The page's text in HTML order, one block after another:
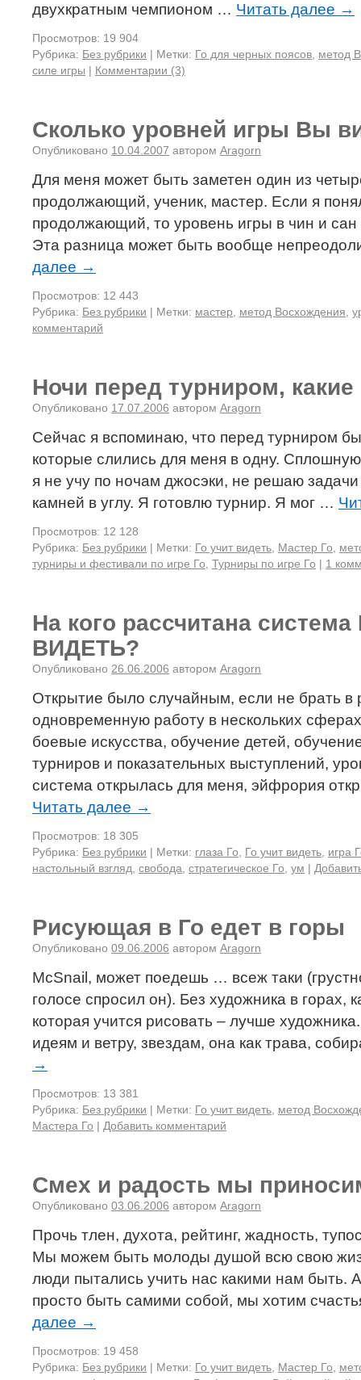
двухкратным чемпионом … Читать далее →
Просмотров: 19 904
Рубрика: Без рубрики | Метки: Го для черных поясов метод
силе игры | Комментарии (3)
Сколько уровней игры Вы
Опубликовано 10.04.2007 автором Aragorn
Для меня может быть заметен один из
продолжающий, ученик, мастер. Если я
продолжающий, то уровень игры в чин и
Эта разница может быть вообще
далее →
Просмотров: 12 443
Рубрика: Без рубрики | Метки: мастер метод Восхождения
комментарий
Ночи перед турниром, какие
Опубликовано 17.07.2006 автором Aragorn
Сейчас я вспоминаю, что перед турниром
которые слились для меня в одну.
я не учу по ночам джосэки, не решаю
камней в углу. Я готовлю турнир. Я мог …
Просмотров: 12 128
Рубрика: Без рубрики | Метки: Го учит видеть Мастер Го
турниры и фестивали по игре Го Турниры по игре Го | 1
На кого рассчитана
ВИДЕТЬ?
Опубликовано 26.06.2006 автором Aragorn
Открытие было случайным, если не брать в
одновременную работу в нескольких
боевые искусства, обучение детей,
турниров и показательных выступлений,
система открылась для меня, эйфрория
Читать далее →
Просмотров: 18 305
Рубрика: Без рубрики | Метки: глаза Го Го учит видеть игра
настольный взгляд свобода стратегическое Го ум |
Рисующая в Го едет в горы
Опубликовано 09.06.2006 автором Aragorn
McSnail, может поедешь … всеж таки
голосе спросил он). Без художника в горах,
которая учится рисовать – лучше
идеям и ветру, звездам, она как трава,
→
Просмотров: 13 381
Рубрика: Без рубрики | Метки: Го учит видеть метод
Мастера Го | Добавить комментарий
Смех и радость мы
Опубликовано 03.06.2006 автором Aragorn
Прочь тлен, духота, рейтинг, жадность,
Мы можем быть молоды душой всю свою
люди пытались учить нас какими нам быть.
просто быть самими собой, мы хотим
далее →
Просмотров: 19 458
Рубрика: Без рубрики | Метки: Го учит видеть Мастер Го